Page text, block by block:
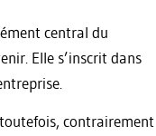
central du
Elle s’inscrit dans
contrairement